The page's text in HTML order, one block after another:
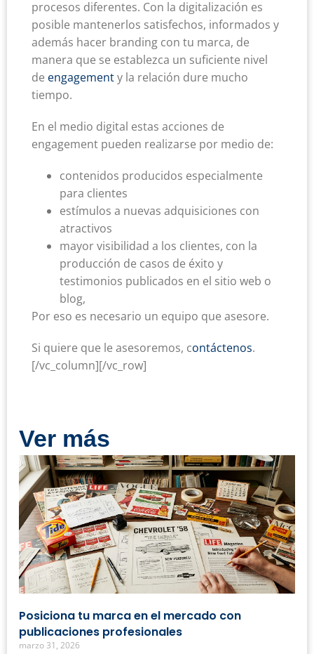
procesos diferentes. Con la digitalización es
posible mantenerlos satisfechos, informados y
además hacer branding con tu marca, de
manera que se establezca un suficiente nivel
de engagementy la relación dure mucho
tiempo.
En el medio digital estas acciones de
engagement pueden realizarse por medio de:
contenidos producidos especialmente
para clientes
estímulos a nuevas adquisiciones con
atractivos
mayor visibilidad a los clientes, con la
producción de casos de éxito y
testimonios publicados en el sitio web o
blog,
Por eso es necesario un equipo que asesore.
Si quiere que le asesoremos, contáctenos.
[/vc_column][/vc_row]
Ver más
Posiciona tu marca en el mercado con
publicaciones profesionales
marzo 31, 2026